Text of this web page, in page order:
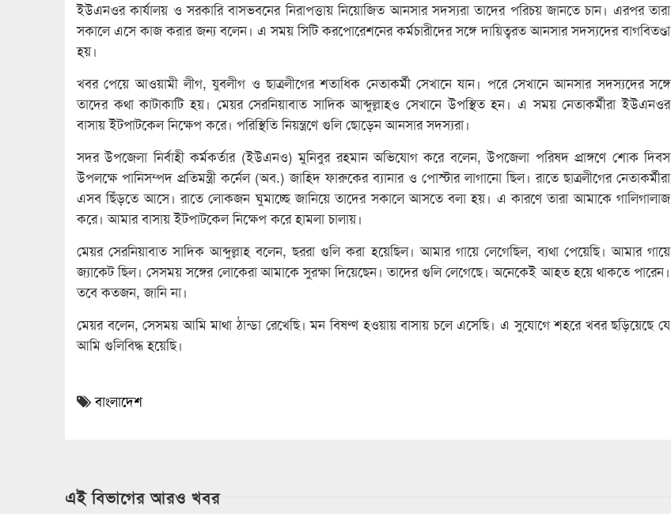
ইউএনওর কার্যালয় ও সরকারি বাসভবনের নিরাপত্তায় নিয়োজিত আনসার সদস্যরা তাদের পরিচয় জানতে চান। এরপর তারা
সকালে এসে কাজ করার জন্য বলেন। এ সময় সিটি করপোরেশনের কর্মচারীদের সঙ্গে দায়িত্বরত আনসার সদস্যদের বাগবিতণ্ডা
হয়।
খবর পেয়ে আওয়ামী লীগ, যুবলীগ ও ছাত্রলীগের শতাধিক নেতাকর্মী সেখানে যান। পরে সেখানে আনসার সদস্যদের সঙ্গে
তাদের কথা কাটাকাটি হয়। মেয়র সেরনিয়াবাত সাদিক আব্দুল্লাহও সেখানে উপস্থিত হন। এ সময় নেতাকর্মীরা ইউএনওর
বাসায় ইটপাটকেল নিক্ষেপ করে। পরিস্থিতি নিয়ন্ত্রণে গুলি ছোড়েন আনসার সদস্যরা।
সদর উপজেলা নির্বাহী কর্মকর্তার (ইউএনও) মুনিবুর রহমান অভিযোগ করে বলেন, উপজেলা পরিষদ প্রাঙ্গণে শোক দিবস
উপলক্ষে পানিসম্পদ প্রতিমন্ত্রী কর্নেল (অব.) জাহিদ ফারুকের ব্যানার ও পোস্টার লাগানো ছিল। রাতে ছাত্রলীগের নেতাকর্মীরা
এসব ছিঁড়তে আসে। রাতে লোকজন ঘুমাচ্ছে জানিয়ে তাদের সকালে আসতে বলা হয়। এ কারণে তারা আমাকে গালিগালাজ
করে। আমার বাসায় ইটপাটকেল নিক্ষেপ করে হামলা চালায়।
মেয়র সেরনিয়াবাত সাদিক আব্দুল্লাহ বলেন, ছররা গুলি করা হয়েছিল। আমার গায়ে লেগেছিল, ব্যথা পেয়েছি। আমার গায়ে
জ্যাকেট ছিল। সেসময় সঙ্গের লোকেরা আমাকে সুরক্ষা দিয়েছেন। তাদের গুলি লেগেছে। অনেকেই আহত হয়ে থাকতে পারেন।
তবে কতজন, জানি না।
মেয়র বলেন, সেসময় আমি মাথা ঠান্ডা রেখেছি। মন বিষণ্ণ হওয়ায় বাসায় চলে এসেছি। এ সুযোগে শহরে খবর ছড়িয়েছে যে
আমি গুলিবিদ্ধ হয়েছি।
বাংলাদেশ
এই বিভাগের আরও খবর